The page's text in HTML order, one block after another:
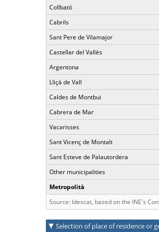
Collbató
Cabrils
Sant Pere de Vilamajor
Castellar del Vallès
Argentona
Lliçà de Vall
Caldes de Montbui
Cabrera de Mar
Vacarisses
Sant Vicenç de Montalt
Sant Esteve de Palautordera
Other municipalities
Metropolità
Source: Idescat, based on the INE's
Selection of place of residence or